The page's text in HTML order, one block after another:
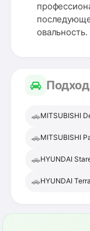
овальность.
🚗MITSUBISHI
🚗MITSUBISHI
🚗HYUNDAI
🚗HYUNDAI